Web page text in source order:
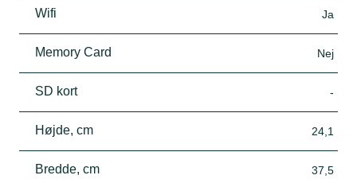
Wifi Ja
Memory Card Nej
SD kort -
Højde, cm 24,1
Bredde, cm 37,5